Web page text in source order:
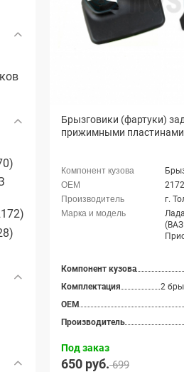
Брызговики (фартуки)
прижимными
г.
Компонент кузова
Комплектация
OEM
Производитель
Под заказ
650 руб.699